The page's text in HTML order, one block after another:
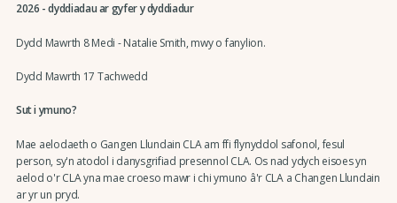
2026 - dyddiadau ar gyfer y dyddiadur
Dydd Mawrth 8 Medi - Natalie Smith, mwy o fanylion.
Dydd Mawrth 17 Tachwedd
Sut i ymuno?
Mae aelodaeth o Gangen Llundain CLA am ffi flynyddol safonol, fesul
person, sy'n atodol i danysgrifiad presennol CLA. Os nad ydych eisoes yn
aelod o'r CLA yna mae croeso mawr i chi ymuno â'r CLA a Changen Llundain
ar yr un pryd.